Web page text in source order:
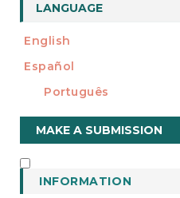
LANGUAGE
English
Español
Português
Make
a
Submission
MAKE A SUBMISSION
INFORMATION